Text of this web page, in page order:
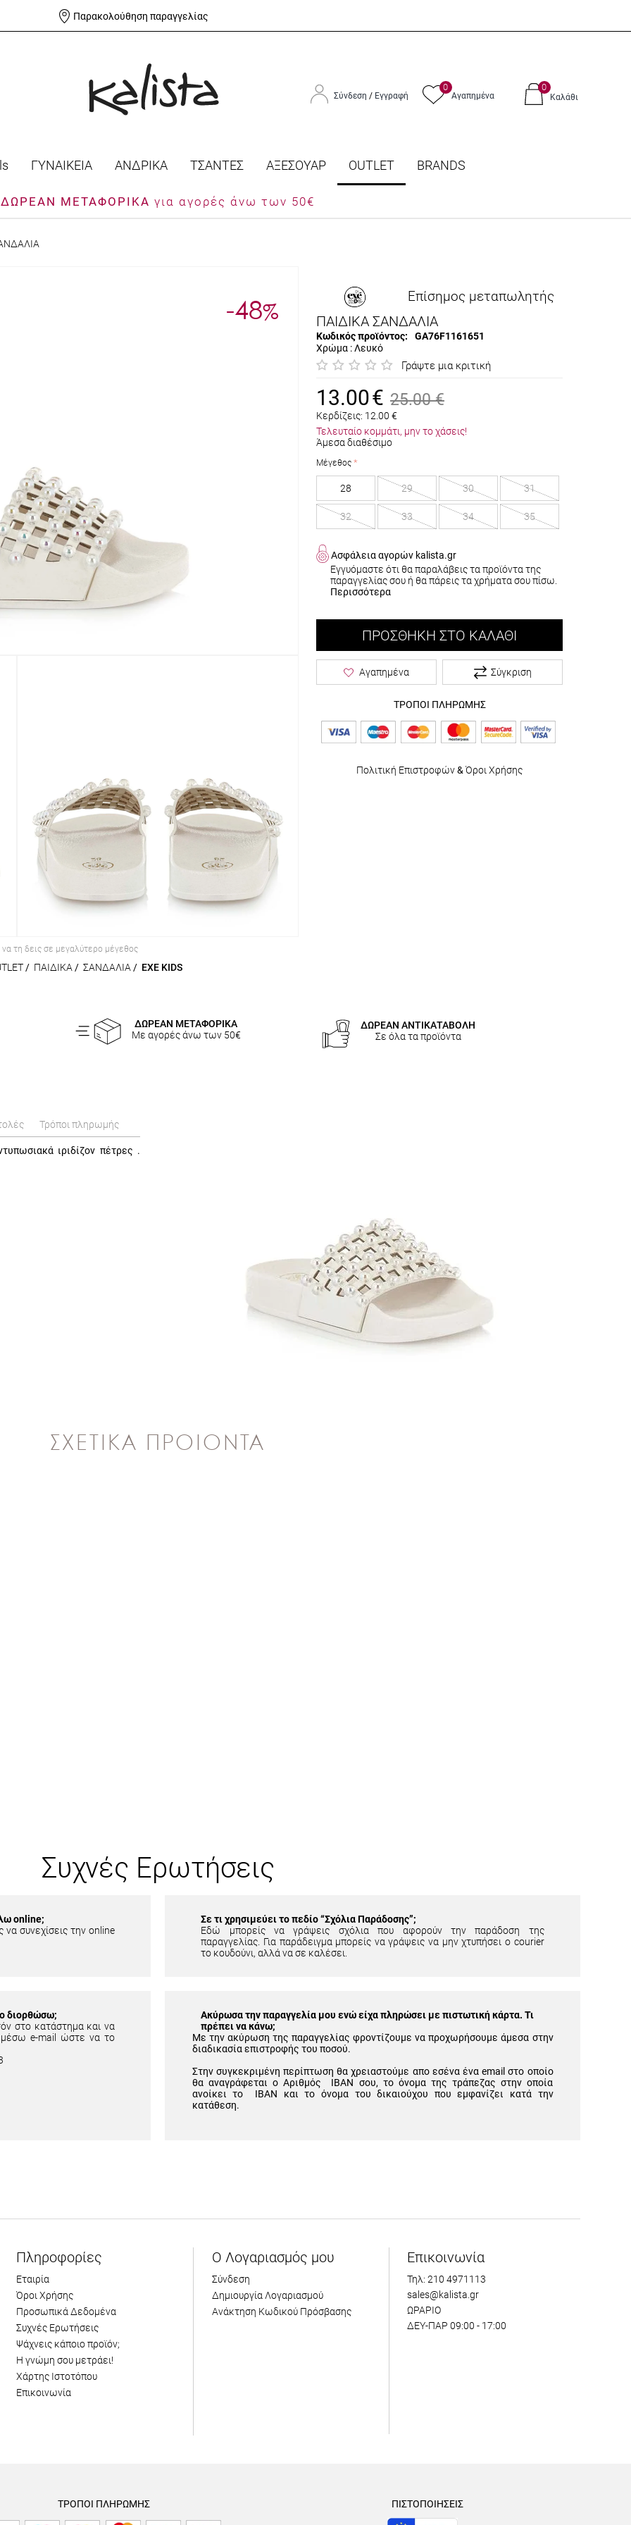
Παρακολούθηση παραγγελίας
Σύνδεση / Εγγραφή
0
Αγαπημένα
0
Καλάθι
ΓΥΝΑΙΚΕΙΑ ΑΝΔΡΙΚΑ ΤΣΑΝΤΕΣ ΑΞΕΣΟΥΑΡ OUTLET BRANDS
ΔΩΡΕΑΝ ΜΕΤΑΦΟΡΙΚΑ για αγορές άνω των 50€
-48%
να τη δεις σε μεγαλύτερο μέγεθος
/ ΠΑΙΔΙΚΑ / ΣΑΝΔΑΛΙΑ / EXE KIDS
Επίσημος μεταπωλητής
ΠΑΙΔΙΚΑ ΣΑΝΔΑΛΙΑ
Κωδικός προϊόντος:
GA76F1161651
Χρώμα : Λευκό
Γράψτε μια κριτική
13.00€ 25.00 €
Κερδίζεις: 12.00 €
Τελευταίο κομμάτι, μην το χάσεις!
Άμεσα διαθέσιμο
Μέγεθος
28 29 30 31
32 33 34 35
Ασφάλεια αγορών kalista.gr
Εγγυόμαστε ότι θα παραλάβεις τα προϊόντα της
παραγγελίας σου ή θα πάρεις τα χρήματα σου πίσω.
Περισσότερα
ΠΡΟΣΘΉΚΗ ΣΤΟ ΚΑΛΆΘΙ
Αγαπημένα Σύγκριση
ΤΡΟΠΟΙ ΠΛΗΡΩΜΗΣ
Πολιτική Επιστροφών& Όροι Χρήσης
ΔΩΡΕΑΝ ΜΕΤΑΦΟΡΙΚΑ
Με αγορές άνω των 50€
ΔΩΡΕΑΝ ΑΝΤΙΚΑΤΑΒΟΛΗ
Σε όλα τα προϊόντα
Τρόποι πληρωμής
ιριδίζον πέτρες .
ΣΧΕΤΙΚΑ ΠΡΟΙΟΝΤΑ
Συχνές Ερωτήσεις
online;
συνεχίσεις την online
Σε τι χρησιμεύει το πεδίο “Σχόλια Παράδοσης”;
Εδώ μπορείς να γράψεις σχόλια που αφορούν την παράδοση της
παραγγελίας. Για παράδειγμα μπορείς να γράψεις να μην χτυπήσει ο courier
το κουδούνι, αλλά να σε καλέσει.
διορθώσω;
στο κατάστημα και να
μέσω e-mail ώστε να το
Ακύρωσα την παραγγελία μου ενώ είχα πληρώσει με πιστωτική κάρτα. Τι
πρέπει να κάνω;
Με την ακύρωση της παραγγελίας φροντίζουμε να προχωρήσουμε άμεσα στην
διαδικασία επιστροφής του ποσού.
Στην συγκεκριμένη περίπτωση θα χρειαστούμε απο εσένα ένα email στο οποίο
θα αναγράφεται ο Αριθμός IBAN σου, το όνομα της τράπεζας στην οποία
ανοίκει το IBAN και το όνομα του δικαιούχου που εμφανίζει κατά την
κατάθεση.
Πληροφορίες
Εταιρία
Όροι Χρήσης
Προσωπικά Δεδομένα
Συχνές Ερωτήσεις
Ψάχνεις κάποιο προϊόν;
Η γνώμη σου μετράει!
Χάρτης Ιστοτόπου
Επικοινωνία
Ο Λογαριασμός μου
Σύνδεση
Δημιουργία Λογαριασμού
Ανάκτηση Κωδικού Πρόσβασης
Επικοινωνία
Τηλ: 210 4971113
sales@kalista.gr
ΩΡΑΡΙΟ
ΔΕΥ-ΠΑΡ 09:00 - 17:00
ΤΡΟΠΟΙ ΠΛΗΡΩΜΗΣ ΠΙΣΤΟΠΟΙΗΣΕΙΣ